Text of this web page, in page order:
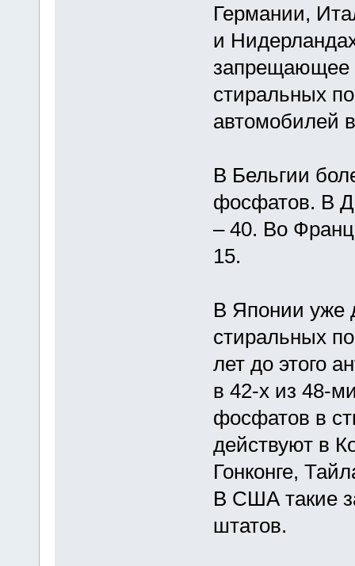
Германии,
и
запрещающее
стиральных
автомобилей
В Бельгии
фосфатов. В
– 40. Во
15.
В Японии уже
стиральных
лет до этого
в 42-х из 48-
фосфатов в
действуют в
Гонконге,
В США такие
штатов.